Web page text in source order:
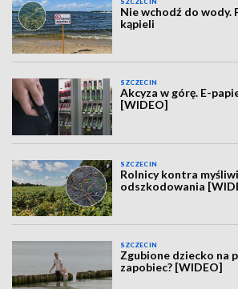
SZCZECIN
Nie wchodź do wody.
kąpieli
SZCZECIN
Akcyza w górę. E-
[WIDEO]
SZCZECIN
Rolnicy kontra
odszkodowania
SZCZECIN
Zgubione dziecko na
zapobiec? [WIDEO]